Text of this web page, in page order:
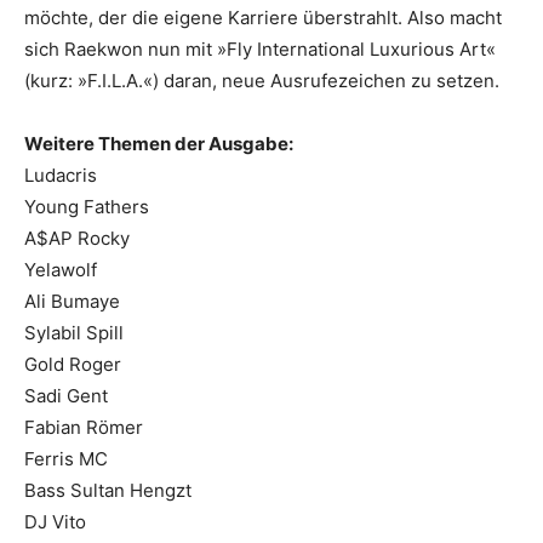
möchte, der die eigene Karriere überstrahlt. Also macht
sich Raekwon nun mit »Fly International Luxurious Art«
(kurz: »F.I.L.A.«) daran, neue Ausrufezeichen zu setzen.
Weitere Themen der Ausgabe:
Ludacris
Young Fathers
A$AP Rocky
Yelawolf
Ali Bumaye
Sylabil Spill
Gold Roger
Sadi Gent
Fabian Römer
Ferris MC
Bass Sultan Hengzt
DJ Vito